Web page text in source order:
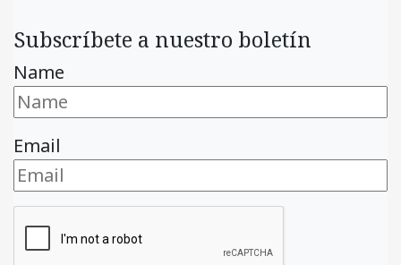
Subscríbete a nuestro boletín
Name
Email